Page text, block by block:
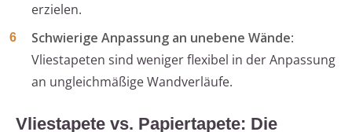
erzielen.
Schwierige Anpassung an unebene Wände:
Vliestapeten sind weniger flexibel in der Anpassung
an ungleichmäßige Wandverläufe.
Vliestapete vs. Papiertapete: Die